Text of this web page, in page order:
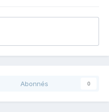
Abonnés 0